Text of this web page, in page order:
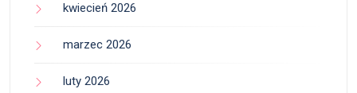
kwiecień 2026
marzec 2026
luty 2026